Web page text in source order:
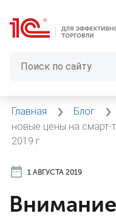
Главная Блог
новые цены на смарт-
2019 г.
1 АВГУСТА 2019